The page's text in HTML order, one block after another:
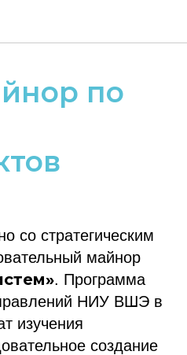
по
со стратегическим
майнор
. Программа
НИУ ВШЭ в
изучения
создание